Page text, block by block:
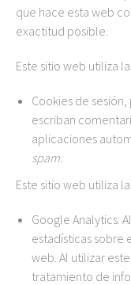
que hace esta web
exactitud posible.
Este sitio web utiliza
Cookies de
escriban
aplicaciones
spam.
Este sitio web utiliza
Google Analytics:
estadísticas sobre
web. Al utilizar
tratamiento de